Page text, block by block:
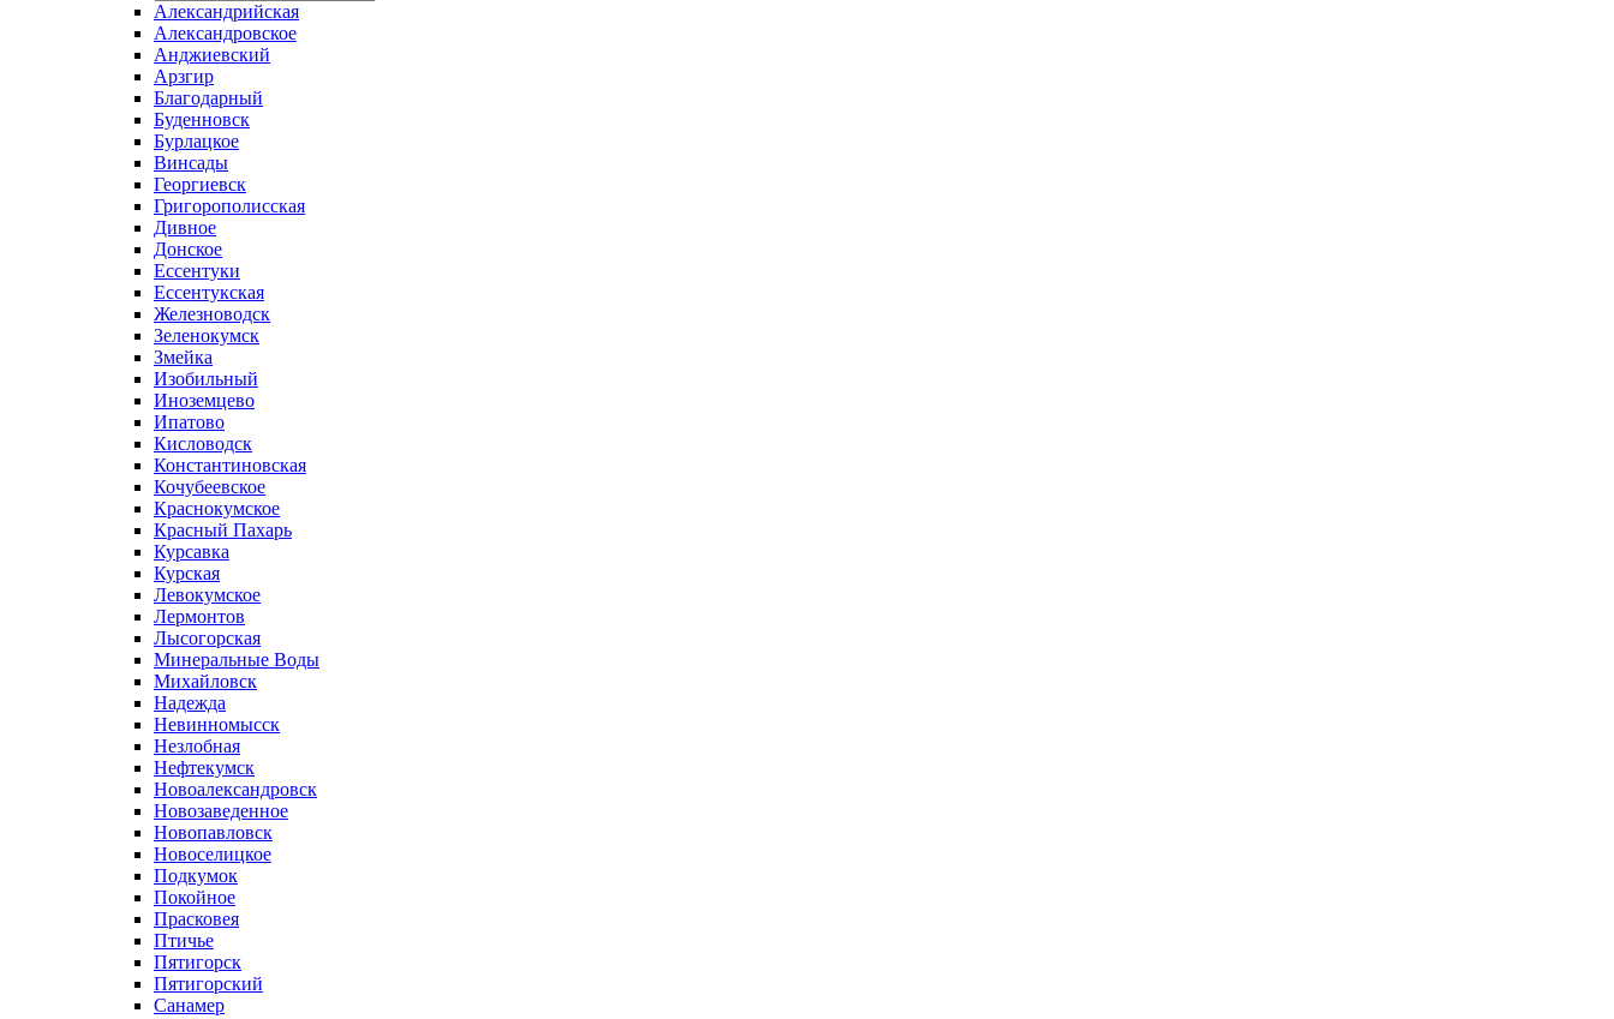
Александрийская
Александровское
Анджиевский
Арзгир
Благодарный
Буденновск
Бурлацкое
Винсады
Георгиевск
Григорополисская
Дивное
Донское
Ессентуки
Ессентукская
Железноводск
Зеленокумск
Змейка
Изобильный
Иноземцево
Ипатово
Кисловодск
Константиновская
Кочубеевское
Краснокумское
Красный Пахарь
Курсавка
Курская
Левокумское
Лермонтов
Лысогорская
Минеральные Воды
Михайловск
Надежда
Невинномысск
Незлобная
Нефтекумск
Новоалександровск
Новозаведенное
Новопавловск
Новоселицкое
Подкумок
Покойное
Прасковея
Птичье
Пятигорск
Пятигорский
Санамер